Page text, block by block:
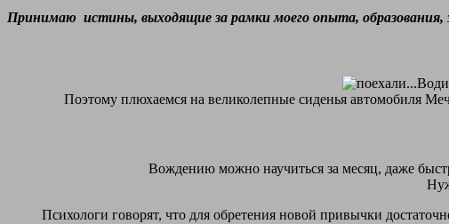
Принимаю истины, выходящие за рамки моего опыта, образования,
Поэтому плюхаемся на великолепные сиденья автомобиля
Вождению можно научиться за месяц, даже
Психологи говорят, что для обретения новой привычки